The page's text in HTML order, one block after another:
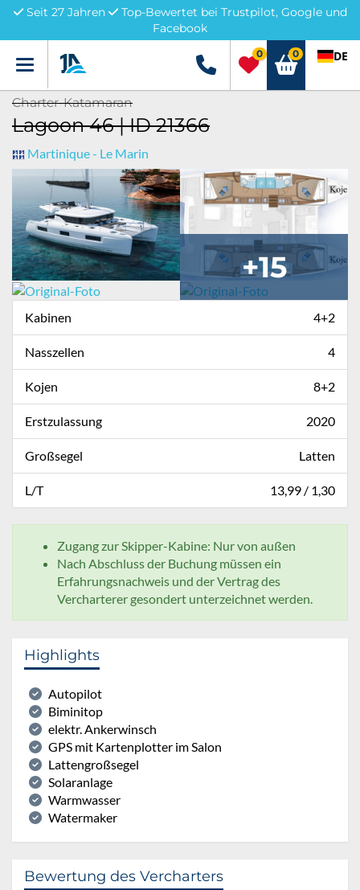
Seit 27 Jahren
Top-Bewertet bei Trustpilot, Google und
Facebook
Menü +49 5741 3222690
0 0 DE
Charter-Katamaran
Lagoon 46 | ID 21366
Martinique - Le Marin
+15
Kabinen 4+2
Nasszellen 4
Kojen 8+2
Erstzulassung 2020
Großsegel Latten
L/T 13,99 / 1,30
Zugang zur Skipper-Kabine: Nur von außen
Nach Abschluss der Buchung müssen ein
Erfahrungsnachweis und der Vertrag des
Vercharterer gesondert unterzeichnet werden.
Highlights
Autopilot
Biminitop
elektr. Ankerwinsch
GPS mit Kartenplotter im Salon
Lattengroßsegel
Solaranlage
Warmwasser
Watermaker
Bewertung des Vercharters